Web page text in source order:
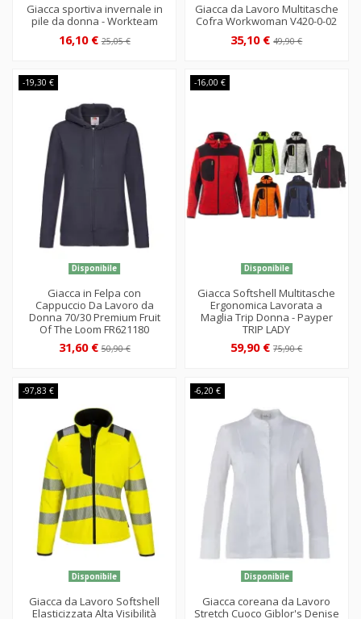
Giacca sportiva invernale in
pile da donna - Workteam
16,10 €25,05 €
Giacca da Lavoro Multitasche
Cofra Workwoman V420-0-02
35,10 €49,90 €
-19,30 €
Disponibile
Giacca in Felpa con
Cappuccio Da Lavoro da
Donna 70/30 Premium Fruit
Of The Loom FR621180
31,60 €50,90 €
-16,00 €
Disponibile
Giacca Softshell Multitasche
Ergonomica Lavorata a
Maglia Trip Donna - Payper
TRIP LADY
59,90 €75,90 €
-97,83 €
Disponibile
Giacca da Lavoro Softshell
Elasticizzata Alta Visibilità
-6,20 €
Disponibile
Giacca coreana da Lavoro
Stretch Cuoco Giblor's Denise